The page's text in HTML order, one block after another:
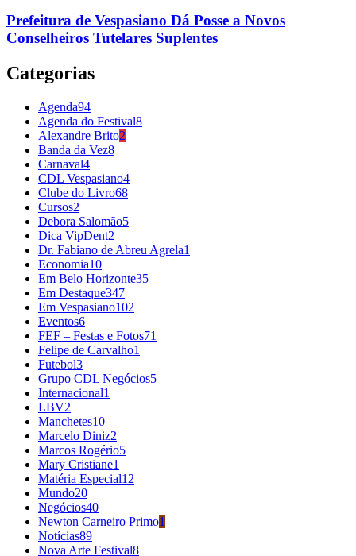
Prefeitura de Vespasiano Dá Posse a Novos
Conselheiros Tutelares Suplentes
Categorias
Agenda94
Agenda do Festival8
Alexandre Brito2
Banda da Vez8
Carnaval4
CDL Vespasiano4
Clube do Livro68
Cursos2
Debora Salomão5
Dica VipDent2
Dr. Fabiano de Abreu Agrela1
Economia10
Em Belo Horizonte35
Em Destaque347
Em Vespasiano102
Eventos6
FEF – Festas e Fotos71
Felipe de Carvalho1
Futebol3
Grupo CDL Negócios5
Internacional1
LBV2
Manchetes10
Marcelo Diniz2
Marcos Rogério5
Mary Cristiane1
Matéria Especial12
Mundo20
Negócios40
Newton Carneiro Primo1
Notícias89
Nova Arte Festival8